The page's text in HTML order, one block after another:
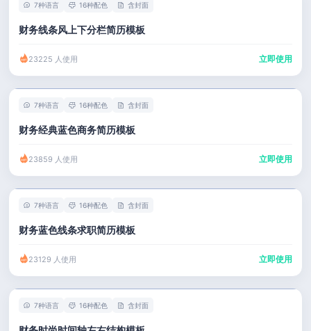
7种语言 16种配色 含封面
财务线条风上下分栏简历模板
23225 人使用 立即使用
7种语言 16种配色 含封面
财务经典蓝色商务简历模板
23859 人使用 立即使用
7种语言 16种配色 含封面
财务蓝色线条求职简历模板
23129 人使用 立即使用
7种语言 16种配色 含封面